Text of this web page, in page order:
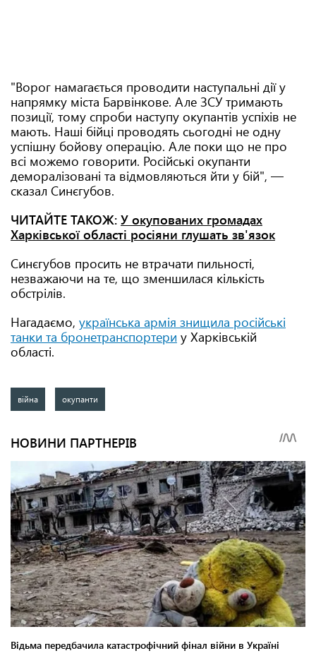
"Ворог намагається проводити наступальні дії у
напрямку міста Барвінкове. Але ЗСУ тримають
позиції, тому спроби наступу окупантів успіхів не
мають. Наші бійці проводять сьогодні не одну
успішну бойову операцію. Але поки що не про
всі можемо говорити. Російські окупанти
деморалізовані та відмовляються йти у бій", —
сказал Синєгубов.
ЧИТАЙТЕ ТАКОЖ: У окупованих громадах
Харківської області росіяни глушать зв'язок
Синєгубов просить не втрачати пильності,
незважаючи на те, що зменшилася кількість
обстрілів.
Нагадаємо, українська армія знищила російські
танки та бронетранспортери у Харківській
області.
війна окупанти